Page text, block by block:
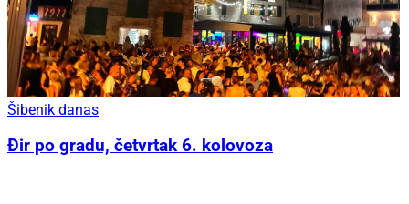
Šibenik danas
Đir po gradu, četvrtak 6. kolovoza